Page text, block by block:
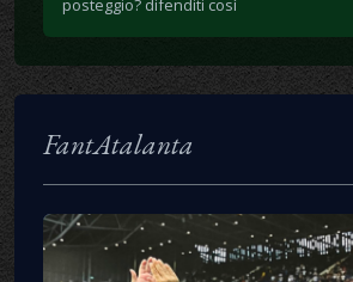
posteggio? difenditi così
FantAtalanta